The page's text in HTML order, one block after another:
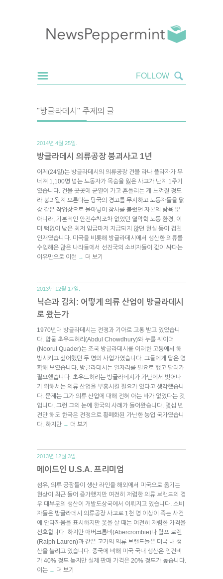
"방글라데시" 주제의 글
2014년 4월 25일.
방글라데시 의류공장 붕괴사고 1년
어제(24일)는 방글라데시의 의류공장 건물 라나 플라자가 무
너져 1,100명 넘는 노동자가 목숨을 잃은 사고가 난지 1주기
였습니다. 건물 곳곳에 균열이 가고 흔들리는 게 느껴질 정도
라 붕괴될지 모른다는 당국의 경고를 무시하고 노동자들을 닭
장 같은 작업장으로 몰아넣어 참사를 불렀던 자본의 탐욕 뿐
아니라, 기본적인 안전수칙조차 없었던 열악학 노동 환경, 이
미 턱없이 낮은 최저 임금마저 지급되지 않던 현실 등이 겹친
인재였습니다. 미국을 비롯해 방글라데시에서 생산한 의류를
수입해온 많은 나라들에서 선진국의 소비자들이 값이 싸다는
이유만으로 이런 → 더 보기
2013년 12월 17일.
닉슨과 김치: 어떻게 의류 산업이 방글라데시
로 왔는가
1970년대 방글라데시는 전쟁과 기아로 고통 받고 있었습니
다. 압둘 초우드허리(Abdul Chowdhury)와 누룰 퀘이더
(Noorul Quader)는 조국 방글라데시를 이러한 고통에서 해
방시키고 싶어했던 두 명의 사업가였습니다. 그들에게 답은 명
확해 보였습니다. 방글라데시는 일자리를 필요로 했고 달러가
필요했습니다. 초우드허리는 방글라데시가 가난에서 벗어나
기 위해서는 의류 산업을 부흥시킬 필요가 있다고 생각했습니
다. 문제는 그가 의류 산업에 대해 전혀 아는 바가 없었다는 것
입니다. 그런 그의 눈에 한국의 사례가 들어왔습니다. 몇십 년
전만 해도 한국은 전쟁으로 황폐화된 가난한 농업 국가였습니
다. 하지만 → 더 보기
2013년 12월 3일.
메이드인 U.S.A. 프리미엄
섬유, 의류 공장들이 생산 라인을 해외에서 미국으로 옮기는
현상이 최근 들어 증가했지만 여전히 저렴한 의류 브랜드의 경
우 대부분의 생산이 개발도상국에서 이뤄지고 있습니다. 소비
자들은 방글라데시 의류공장 사고로 1천 명 이상이 죽는 사건
에 안타까움을 표시하지만 옷을 살 때는 여전히 저렴한 가격을
선호합니다. 하지만 애버크롬비(Abercrombie)나 랄프 로렌
(Ralph Lauren)과 같은 고가의 의류 브랜드들은 미국 내 생
산을 늘리고 있습니다. 중국에 비해 미국 국내 생산은 인건비
가 40% 정도 높지만 실제 판매 가격은 20% 정도가 높습니다.
이는 → 더 보기